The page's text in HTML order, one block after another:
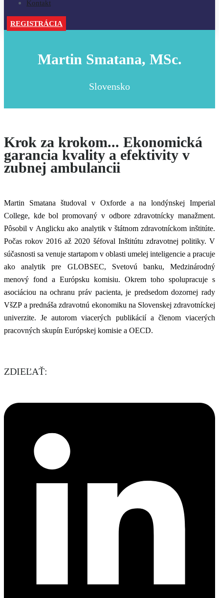
Kontakt
REGISTRÁCIA
Martin Smatana, MSc.
Slovensko
Krok za krokom... Ekonomická
garancia kvality a efektivity v
zubnej ambulancii
Martin Smatana študoval v Oxforde a na londýnskej Imperial
College, kde bol promovaný v odbore zdravotnícky manažment.
Pôsobil v Anglicku ako analytik v štátnom zdravotníckom inštitúte.
Počas rokov 2016 až 2020 šéfoval Inštitútu zdravotnej politiky. V
súčasnosti sa venuje startapom v oblasti umelej inteligencie a pracuje
ako analytik pre GLOBSEC, Svetovú banku, Medzinárodný
menový fond a Európsku komisiu. Okrem toho spolupracuje s
asociáciou na ochranu práv pacienta, je predsedom dozornej rady
VšZP a prednáša zdravotnú ekonomiku na Slovenskej zdravotníckej
univerzite. Je autorom viacerých publikácií a členom viacerých
pracovných skupín Európskej komisie a OECD.
ZDIEĽAŤ: